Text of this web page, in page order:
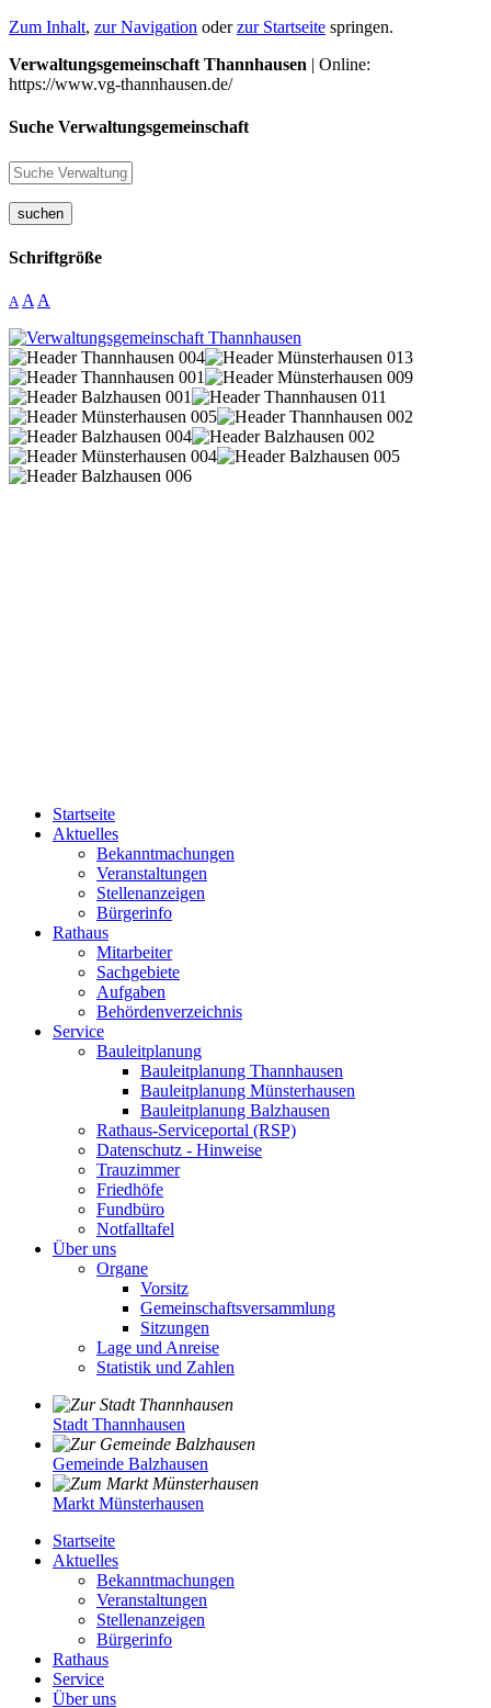
Zum Inhalt, zur Navigation oderzur Startseite springen.
Verwaltungsgemeinschaft Thannhausen | Online:
https://www.vg-thannhausen.de/
Suche Verwaltungsgemeinschaft
suchen
Schriftgröße
A A A
Startseite
Aktuelles
Bekanntmachungen
Veranstaltungen
Stellenanzeigen
Bürgerinfo
Rathaus
Mitarbeiter
Sachgebiete
Aufgaben
Behördenverzeichnis
Service
Bauleitplanung
Bauleitplanung Thannhausen
Bauleitplanung Münsterhausen
Bauleitplanung Balzhausen
Rathaus-Serviceportal (RSP)
Datenschutz - Hinweise
Trauzimmer
Friedhöfe
Fundbüro
Notfalltafel
Über uns
Organe
Vorsitz
Gemeinschaftsversammlung
Sitzungen
Lage und Anreise
Statistik und Zahlen
Stadt Thannhausen
Gemeinde Balzhausen
Markt Münsterhausen
Startseite
Aktuelles
Bekanntmachungen
Veranstaltungen
Stellenanzeigen
Bürgerinfo
Rathaus
Service
Über uns